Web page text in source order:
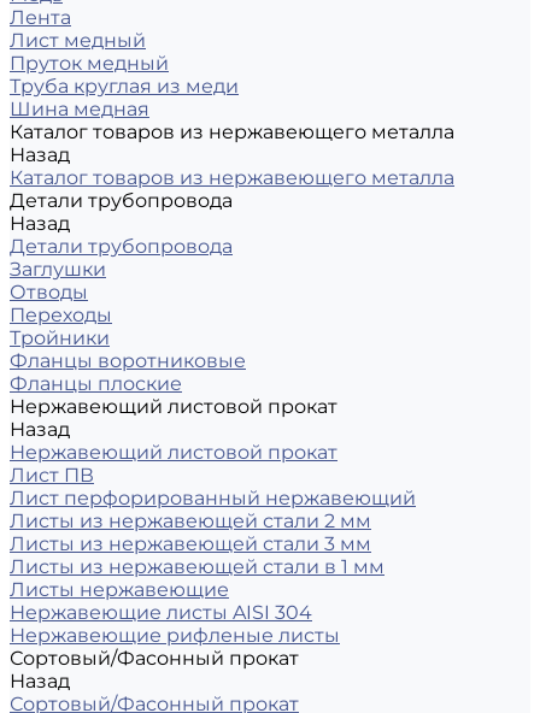
Лента
Лист медный
Пруток медный
Труба круглая из меди
Шина медная
Каталог товаров из нержавеющего металла
Назад
Каталог товаров из нержавеющего металла
Детали трубопровода
Назад
Детали трубопровода
Заглушки
Отводы
Переходы
Тройники
Фланцы воротниковые
Фланцы плоские
Нержавеющий листовой прокат
Назад
Нержавеющий листовой прокат
Лист ПВ
Лист перфорированный нержавеющий
Листы из нержавеющей стали 2 мм
Листы из нержавеющей стали 3 мм
Листы из нержавеющей стали в 1 мм
Листы нержавеющие
Нержавеющие листы AISI 304
Нержавеющие рифленые листы
Сортовый/Фасонный прокат
Назад
Сортовый/Фасонный прокат